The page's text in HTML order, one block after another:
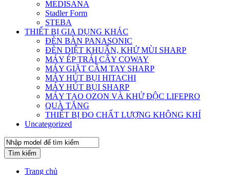
MEDISANA
Stadler Form
STEBA
THIẾT BỊ GIA DỤNG KHÁC
ĐÈN BÀN PANASONIC
ĐÈN DIỆT KHUẨN, KHỬ MÙI SHARP
MÁY ÉP TRÁI CÂY COWAY
MÁY GIẶT CẦM TAY SHARP
MÁY HÚT BỤI HITACHI
MÁY HÚT BỤI SHARP
MÁY TẠO OZON VÀ KHỬ ĐỘC LIFEPRO
QUÀ TẶNG
THIẾT BỊ ĐO CHẤT LƯỢNG KHÔNG KHÍ
Uncategorized
Tìm kiếm
Trang chủ